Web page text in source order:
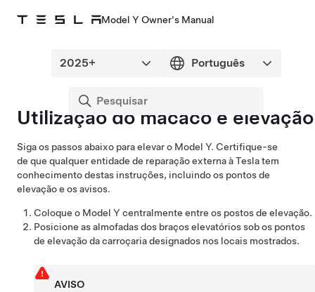
Model Y Owner's Manual
Utilização do macaco e elevação
Siga os passos abaixo para elevar o Model Y. Certifique-se
de que qualquer entidade de reparação externa à Tesla tem
conhecimento destas instruções, incluindo os pontos de
elevação e os avisos.
Coloque o Model Y centralmente entre os postos de elevação.
Posicione as almofadas dos braços elevatórios sob os pontos
de elevação da carroçaria designados nos locais mostrados.
AVISO